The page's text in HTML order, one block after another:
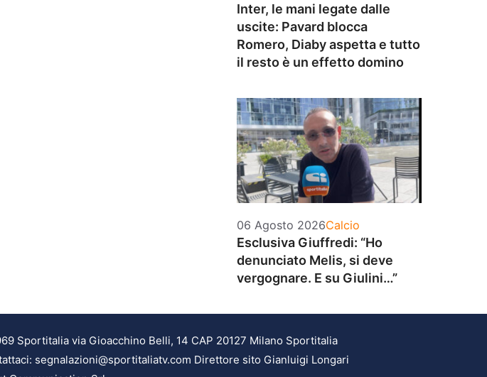
Inter, le mani legate dalle
uscite: Pavard blocca
Romero, Diaby aspetta e tutto
il resto è un effetto domino
06 Agosto 2026Categorie
Calcio
Esclusiva Giuffredi: “Ho
denunciato Melis, si deve
vergognare. E su Giulini…”
Sportitalia via Gioacchino Belli, 14 CAP 20127 Milano Sportitalia
segnalazioni@sportitaliatv.com Direttore sito Gianluigi Longari